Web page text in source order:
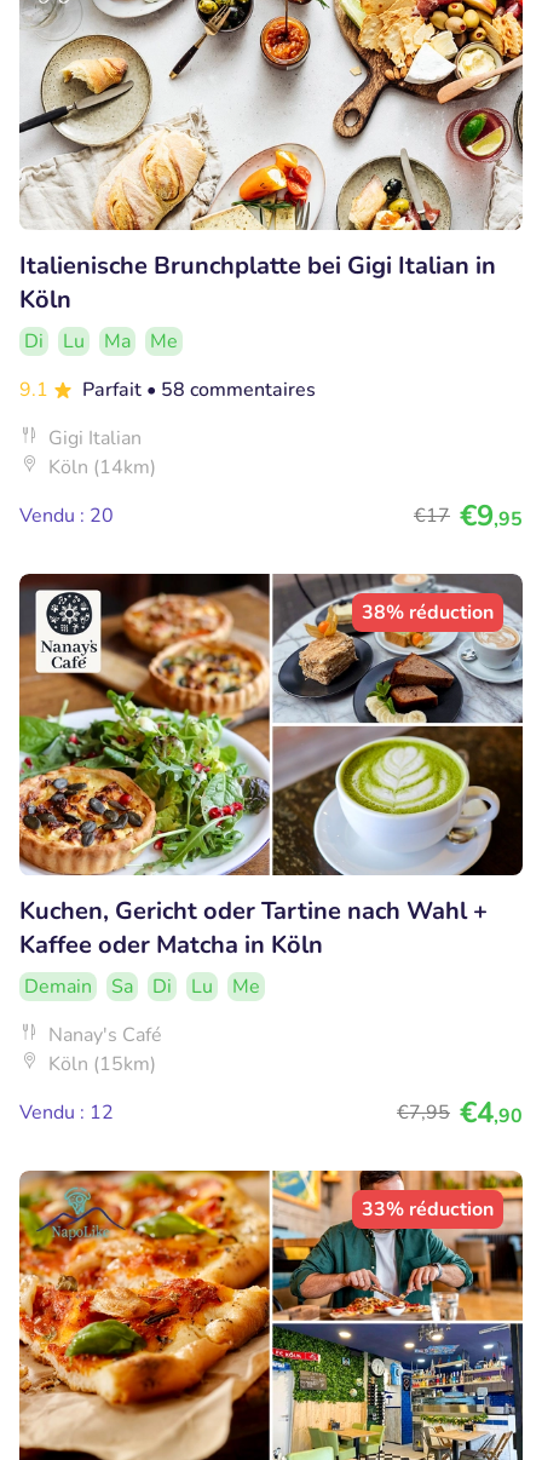
Italienische Brunchplatte bei Gigi Italian in
Köln
Di Lu Ma
Me
9.1
Parfait • 58 commentaires
Gigi Italian
Köln (14km)
Vendu : 20
€17 €9,95
38% réduction
Kuchen, Gericht oder Tartine nach Wahl +
Kaffee oder Matcha in Köln
Demain Sa Di Lu
Me
Nanay's Café
Köln (15km)
Vendu : 12
€7,95 €4,90
33% réduction